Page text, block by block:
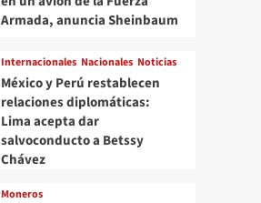
Armada, anuncia Sheinbaum
Internacionales Nacionales Noticias
México y Perú restablecen
relaciones diplomáticas:
Lima acepta dar
salvoconducto a Betssy
Chávez
Moneros